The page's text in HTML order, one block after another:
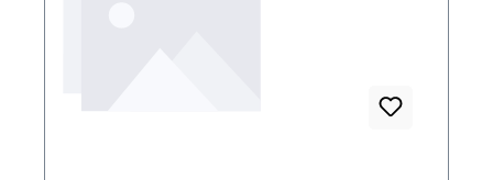
Materialeinheit Typ S